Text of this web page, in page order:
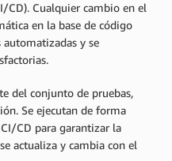
CD). Cualquier cambio en el
en la base de código
automatizadas y se
del conjunto de pruebas,
Se ejecutan de forma
CD para garantizar la
actualiza y cambia con el